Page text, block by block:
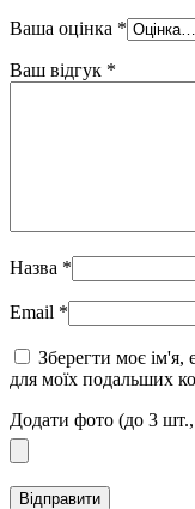
Ваша оцінка *
Ваш відгук *
Назва *
Email *
Зберегти моє ім'я,
для моїх подальших
Додати фото (до 3